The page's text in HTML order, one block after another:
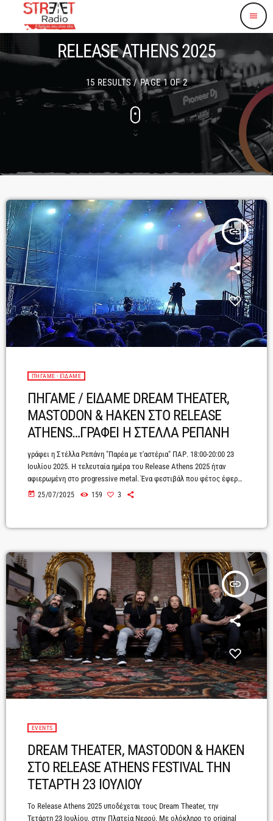
menu
RELEASE ATHENS 2025
15 RESULTS / PAGE 1 OF 2
insert_link
ΠΉΓΑΜΕ - ΕΊΔΑΜΕ
ΠΗΓΑΜΕ / ΕΙΔΑΜΕ DREAM THEATER,
MASTODON & HAKEN ΣΤΟ RELEASE
ATHENS…ΓΡΑΦΕΙ Η ΣΤΕΛΛΑ ΡΕΠΑΝΗ
γράφει η Στέλλα Ρεπάνη "Παρέα με τ'αστέρια" ΠΑΡ. 18:00-20:00 23
Ιουλίου 2025. Η τελευταία ημέρα του Release Athens 2025 ήταν
αφιερωμένη στο progressive metal. Ένα φεστιβάλ που φέτος έφερε
στη σκηνή της Πλατείας Νερού ονόματα-θρύλους, αλλά και νέους
(και συνεχίζουν να γράφουν) ιστορία: Haken, Mastodon και Dream
today 25/07/2025 159 3
insert_link
EVENTS
DREAM THEATER, MASTODON & HAKEN
ΣΤΟ RELEASE ATHENS FESTIVAL ΤΗΝ
ΤΕΤΑΡΤΗ 23 ΙΟΥΛΙΟΥ
Το Release Athens 2025 υποδέχεται τους Dream Theater, την
Τετάρτη 23 Ιουλίου, στην Πλατεία Νερού. Με ολόκληρο το original